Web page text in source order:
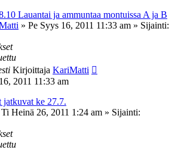
Lauantai ja ammuntaa montuissa A ja B
» Pe Syys 16, 2011 11:33 am » Sijainti:
Kirjoittaja KariMatti
2011 11:33 am
jatkuvat ke 27.7.
Ti Heinä 26, 2011 1:24 am » Sijainti: